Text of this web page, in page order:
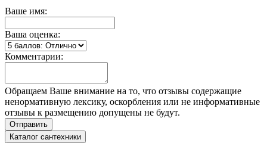
Ваше имя:
Ваша оценка:
Комментарии:
Обращаем Ваше внимание на то, что отзывы содержащие
ненормативную лексику, оскорбления или не информативные
отзывы к размещению допущены не будут.
Каталог сантехники